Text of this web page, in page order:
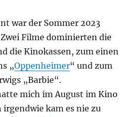
war der Sommer 2023
Filme dominierten die
die Kinokassen, zum einen
„Oppenheimer“ und zum
„Barbie“.
mich im August im Kino
kam es nie zu